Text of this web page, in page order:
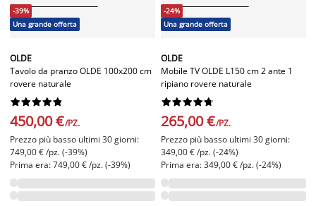
-39%
Una grande offerta
OLDE
Tavolo da pranzo OLDE 100x200 cm
rovere naturale






450,00 €/PZ.
Prezzo più basso ultimi 30 giorni:
749,00 € /pz. (-39%)
Prima era: 749,00 € /pz. (-39%)
-24%
Una grande offerta
OLDE
Mobile TV OLDE L150 cm 2 ante 1
ripiano rovere naturale






265,00 €/PZ.
Prezzo più basso ultimi 30 giorni:
349,00 € /pz. (-24%)
Prima era: 349,00 € /pz. (-24%)